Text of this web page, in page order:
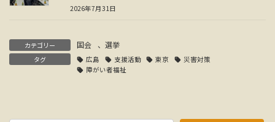
2026年7月31日
カテゴリー 国会 、 選挙
タグ 広島 支援活動 東京
災害対策
障がい者福祉